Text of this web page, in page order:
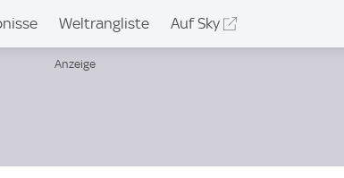
Weltrangliste Auf Sky